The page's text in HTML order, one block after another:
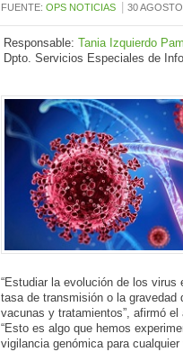
FUENTE: OPS NOTICIAS 30
Responsable: Tania Izquierdo
Dpto. Servicios Especiales de
“Estudiar la evolución de los
tasa de transmisión o la gravedad
vacunas y tratamientos”, afirmó
“Esto es algo que hemos
vigilancia genómica para